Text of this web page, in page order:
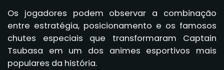
Os jogadores podem observar a combinação
entre estratégia, posicionamento e os famosos
chutes especiais que transformaram Captain
Tsubasa em um dos animes esportivos mais
populares da história.